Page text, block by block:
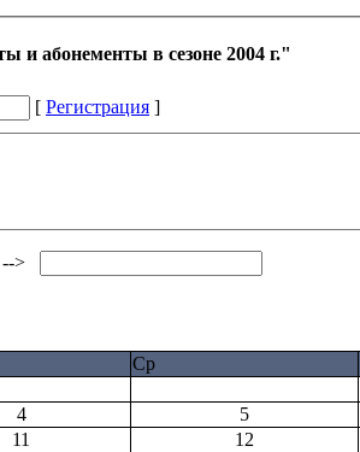
и абонементы в сезоне 2004 г."
[ Регистрация ]
-->
Ср
4 5
11 12